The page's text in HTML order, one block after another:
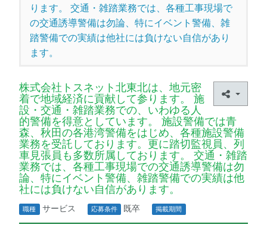
ります。 交通・雑踏業務では、各種工事現場で
の交通誘導警備は勿論、特にイベント警備、雑
踏警備での実績は他社には負けない自信があり
ます。
株式会社トスネット北東北は、地元密
着で地域経済に貢献して参ります。 施
設・交通・雑踏業務での、いわゆる人
的警備を得意としています。 施設警備では青
森、秋田の各港湾警備をはじめ、各種施設警備
業務を受託しております。更に踏切監視員、列
車見張員も多数所属しております。 交通・雑踏
業務では、各種工事現場での交通誘導警備は勿
論、特にイベント警備、雑踏警備での実績は他
社には負けない自信があります。
職種 サービス 応募条件 既卒 掲載期間